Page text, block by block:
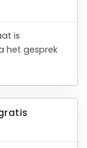
is
het gesprek